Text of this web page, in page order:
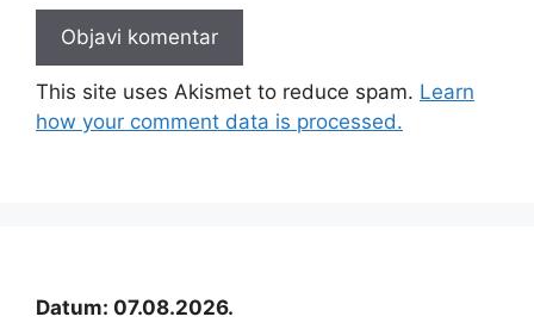
This site uses Akismet to reduce spam. Learn
how your comment data is processed.
Datum: 07.08.2026.